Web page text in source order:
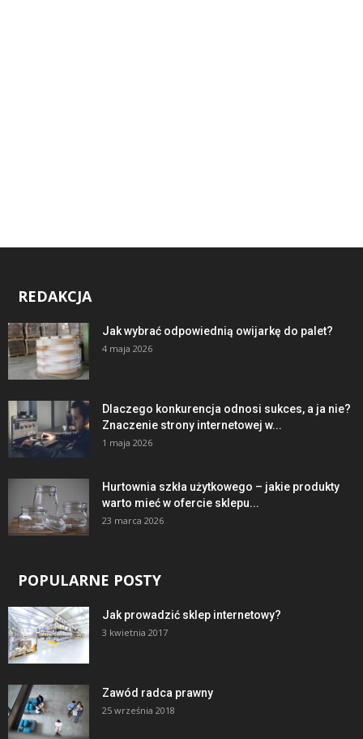
REDAKCJA
Jak wybrać odpowiednią owijarkę do palet?
4 maja 2026
Dlaczego konkurencja odnosi sukces, a ja nie?
Znaczenie strony internetowej w...
1 maja 2026
Hurtownia szkła użytkowego – jakie produkty
warto mieć w ofercie sklepu...
23 marca 2026
POPULARNE POSTY
Jak prowadzić sklep internetowy?
3 kwietnia 2017
Zawód radca prawny
25 września 2018